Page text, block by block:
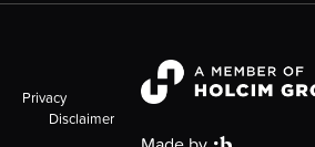
Privacy
Disclaimer